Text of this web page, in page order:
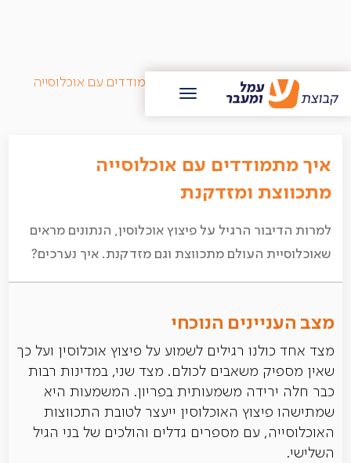
בלוג עמל ומעבר
איך מתמודדים עם אוכלוסייה
מתכווצת ומזדקנת
איך מתמודדים עם אוכלוסייה
מתכווצת ומזדקנת
למרות הדיבור הרגיל על פיצוץ אוכלוסין, הנתונים מראים
שאוכלוסיית העולם מתכווצת וגם מזדקנת. איך נערכים?
מצב העניינים הנוכחי
מצד אחד כולנו רגילים לשמוע על פיצוץ אוכלוסין ועל כך
שאין מספיק משאבים לכולם. מצד שני, במדינות רבות
כבר חלה ירידה משמעותית בפריון. המשמעות היא
שמתישהו פיצוץ האוכלוסין ייעצר לטובת התכווצות
האוכלוסייה, עם מספרים גדלים והולכים של בני הגיל
השלישי.